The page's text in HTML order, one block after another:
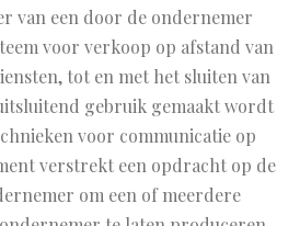
van een door de ondernemer
voor verkoop op afstand van
tot en met het sluiten van
gebruik gemaakt wordt
voor communicatie op
verstrekt een opdracht op de
om een of meerdere